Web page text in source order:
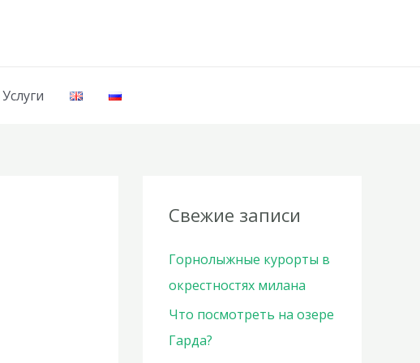
Услуги
Свежие записи
Горнолыжные курорты в
окрестностях милана
Что посмотреть на озере
Гарда?